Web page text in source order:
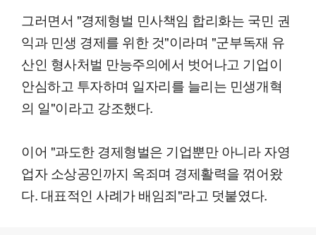
그러면서 "경제형벌 민사책임 합리화는 국민 권
익과 민생 경제를 위한 것"이라며 "군부독재 유
산인 형사처벌 만능주의에서 벗어나고 기업이
안심하고 투자하며 일자리를 늘리는 민생개혁
의 일"이라고 강조했다.
이어 "과도한 경제형벌은 기업뿐만 아니라 자영
업자 소상공인까지 옥죄며 경제활력을 꺾어왔
다. 대표적인 사례가 배임죄"라고 덧붙였다.